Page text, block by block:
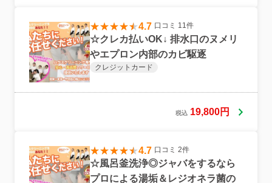
4.7 口コミ 11件
☆クレカ払いOK↓ 排水口のヌメリ
やエプロン内部のカビ駆逐
クレジットカード
税込 19,800円
4.7 口コミ 2件
☆風呂釜洗浄◎ジャバをするなら
プロによる湯垢＆レジオネラ菌の